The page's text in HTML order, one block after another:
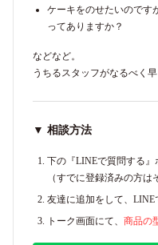
ケーキをのせたいのです
ってありますか？
などなど。
うちるスタッフがなるべく
▼ 相談方法
下の『LINEで質問する』
（すでに登録済みの方は
友達に追加をして、LINE
トーク画面にて、 商品の